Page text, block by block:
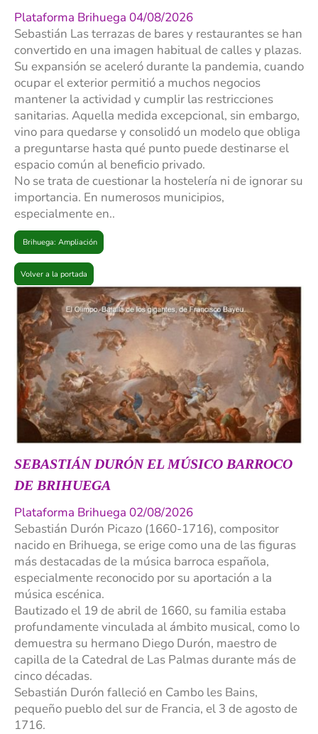
Plataforma Brihuega 04/08/2026
Sebastián Las terrazas de bares y restaurantes se han
convertido en una imagen habitual de calles y plazas.
Su expansión se aceleró durante la pandemia, cuando
ocupar el exterior permitió a muchos negocios
mantener la actividad y cumplir las restricciones
sanitarias. Aquella medida excepcional, sin embargo,
vino para quedarse y consolidó un modelo que obliga
a preguntarse hasta qué punto puede destinarse el
espacio común al beneficio privado.
No se trata de cuestionar la hostelería ni de ignorar su
importancia. En numerosos municipios,
especialmente en..
Brihuega: Ampliación
Volver a la portada
SEBASTIÁN DURÓN EL MÚSICO BARROCO
DE BRIHUEGA
Plataforma Brihuega 02/08/2026
Sebastián Durón Picazo (1660-1716), compositor
nacido en Brihuega, se erige como una de las figuras
más destacadas de la música barroca española,
especialmente reconocido por su aportación a la
música escénica.
Bautizado el 19 de abril de 1660, su familia estaba
profundamente vinculada al ámbito musical, como lo
demuestra su hermano Diego Durón, maestro de
capilla de la Catedral de Las Palmas durante más de
cinco décadas.
Sebastián Durón falleció en Cambo les Bains,
pequeño pueblo del sur de Francia, el 3 de agosto de
1716.